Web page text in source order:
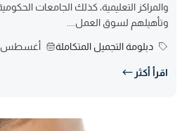
والمراكز التعليمية، كذلك الجامعات
وتأهيلهم لسوق العمل....
دبلومة التجميل المتكاملة أغسطس 1, 2026
اقرأ أكثر